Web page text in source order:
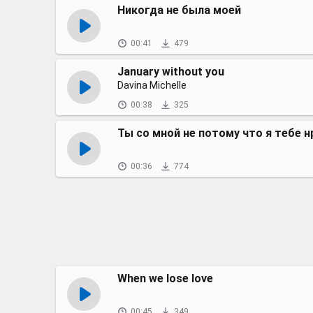
Никогда не была моей
00:41 479
January without you
Davina Michelle
00:38 325
Ты со мной не потому что я тебе
00:36 774
When we lose love